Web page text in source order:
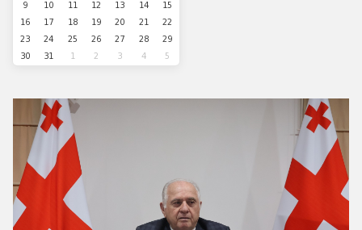
9
10 11 12 13 14
15
16
17 18 19 20 21
22
23
24 25 26 27 28
29
30
31 1 2 3 4 5